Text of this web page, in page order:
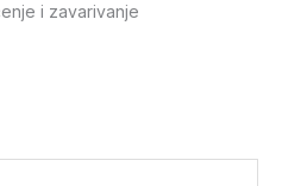
i zavarivanje